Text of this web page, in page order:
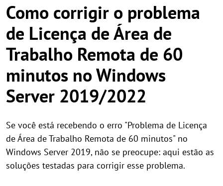
Como corrigir o problema
de Licença de Área de
Trabalho Remota de 60
minutos no Windows
Server 2019/2022
Se você está recebendo o erro "Problema de Licença
de Área de Trabalho Remota de 60 minutos" no
Windows Server 2019, não se preocupe: aqui estão as
soluções testadas para corrigir esse problema.